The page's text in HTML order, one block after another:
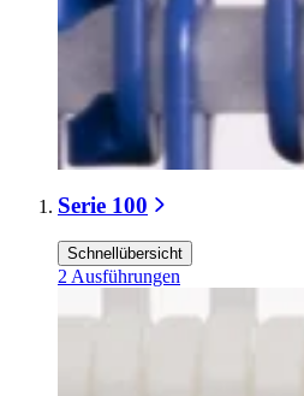
Serie 100
Schnellübersicht
2Ausführungen